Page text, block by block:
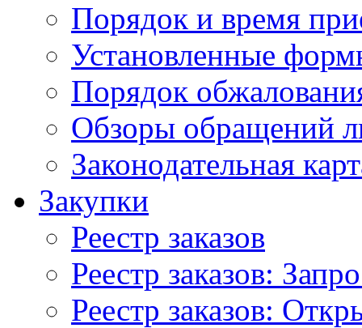
Порядок и время
Установленные
Порядок
Обзоры обращений
Законодательная
Закупки
Реестр заказов
Реестр заказов:
Реестр заказов: